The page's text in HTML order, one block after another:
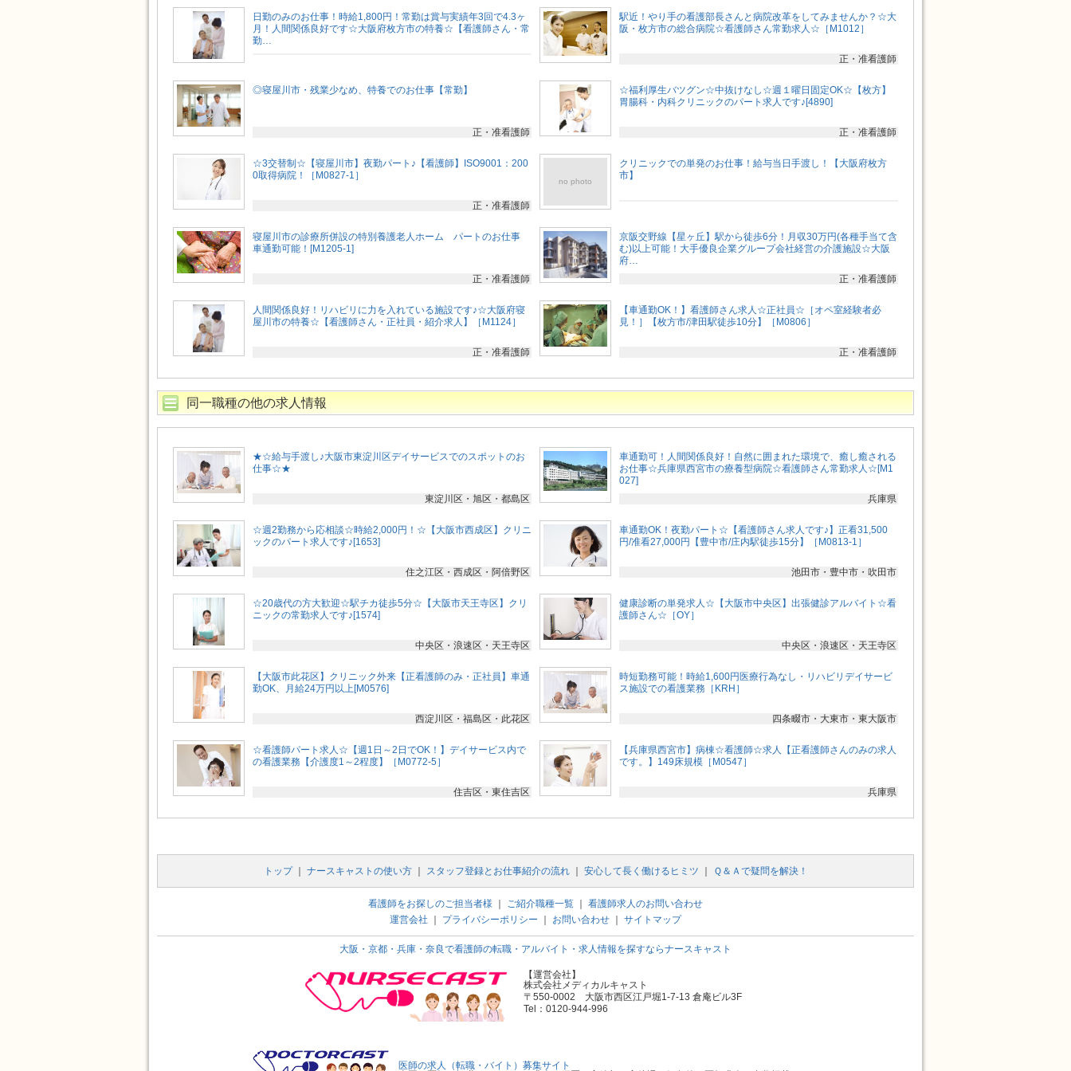
日勤のみのお仕事！時給1,800円！常勤は賞与実績年3回で4.3ヶ
月！人間関係良好です☆大阪府枚方市の特養☆【看護師さん・常
勤…
駅近！やり手の看護部長さんと病院改革をしてみませんか？☆大
阪・枚方市の総合病院☆看護師さん常勤求人☆［M1012］
正・准看護師
◎寝屋川市・残業少なめ、特養でのお仕事【常勤】
正・准看護師
☆福利厚生バツグン☆中抜けなし☆週１曜日固定OK☆【枚方】
胃腸科・内科クリニックのパート求人です♪[4890]
正・准看護師
☆3交替制☆【寝屋川市】夜勤パート♪【看護師】ISO9001：200
0取得病院！［M0827-1］
正・准看護師
no photo
クリニックでの単発のお仕事！給与当日手渡し！【大阪府枚方
市】
寝屋川市の診療所併設の特別養護老人ホーム パートのお仕事
車通勤可能！[M1205-1]
正・准看護師
京阪交野線【星ヶ丘】駅から徒歩6分！月収30万円(各種手当て含
む)以上可能！大手優良企業グループ会社経営の介護施設☆大阪
府…
正・准看護師
人間関係良好！リハビリに力を入れている施設です♪☆大阪府寝
屋川市の特養☆【看護師さん・正社員・紹介求人】［M1124］
正・准看護師
【車通勤OK！】看護師さん求人☆正社員☆［オペ室経験者必
見！］【枚方市/津田駅徒歩10分】［M0806］
正・准看護師
同一職種の他の求人情報
★☆給与手渡し♪大阪市東淀川区デイサービスでのスポットのお
仕事☆★
東淀川区・旭区・都島区
車通勤可！人間関係良好！自然に囲まれた環境で、癒し癒される
お仕事☆兵庫県西宮市の療養型病院☆看護師さん常勤求人☆[M1
027]
兵庫県
☆週2勤務から応相談☆時給2,000円！☆【大阪市西成区】クリニ
ックのパート求人です♪[1653]
住之江区・西成区・阿倍野区
車通勤OK！夜勤パート☆【看護師さん求人です♪】正看31,500
円/准看27,000円【豊中市/庄内駅徒歩15分】［M0813-1］
池田市・豊中市・吹田市
☆20歳代の方大歓迎☆駅チカ徒歩5分☆【大阪市天王寺区】クリ
ニックの常勤求人です♪[1574]
中央区・浪速区・天王寺区
健康診断の単発求人☆【大阪市中央区】出張健診アルバイト☆看
護師さん☆［OY］
中央区・浪速区・天王寺区
【大阪市此花区】クリニック外来【正看護師のみ・正社員】車通
勤OK、月給24万円以上[M0576]
西淀川区・福島区・此花区
時短勤務可能！時給1,600円医療行為なし・リハビリデイサービ
ス施設での看護業務［KRH］
四条畷市・大東市・東大阪市
☆看護師パート求人☆【週1日～2日でOK！】デイサービス内で
の看護業務【介護度1～2程度】［M0772-5］
住吉区・東住吉区
【兵庫県西宮市】病棟☆看護師☆求人【正看護師さんのみの求人
です。】149床規模［M0547］
兵庫県
トップ｜ ナースキャストの使い方｜ スタッフ登録とお仕事紹介の流れ｜ 安心して長く働けるヒミツ Ｑ＆Ａで疑問を解決！
看護師をお探しのご担当者様 ご紹介職種一覧
看護師求人のお問い合わせ
運営会社
プライバシーポリシー お問い合わせ サイトマップ
大阪・京都・兵庫・奈良で看護師の転職・アルバイト・求人情報を探すならナースキャスト
【運営会社】
株式会社メディカルキャスト
〒550-0002 大阪市西区江戸堀1-7-13 倉庵ビル3F
Tel：0120-944-996
医師の求人（転職・バイト）募集サイト